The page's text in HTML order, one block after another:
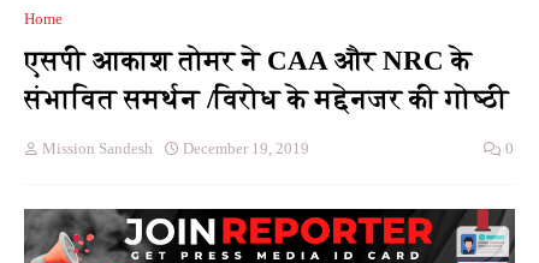
Home
एसपी आकाश तोमर ने CAA और NRC के
संभावित समर्थन /विरोध के मद्देनजर की गोष्ठी
Mission Sandesh December 19, 2019 0